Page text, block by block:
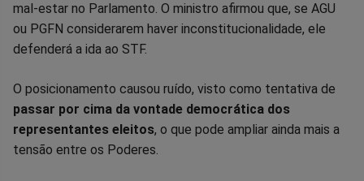
mal-estar no Parlamento. O ministro afirmou que, se AGU
ou PGFN considerarem haver inconstitucionalidade, ele
defenderá a ida ao STF.
O posicionamento causou ruído, visto como tentativa de
passar por cima da vontade democrática dos
representantes eleitos, o que pode ampliar ainda mais a
tensão entre os Poderes.